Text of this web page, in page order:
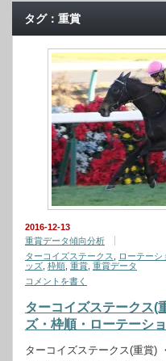
タグ：重賞
2016-12-13
重賞データ傾向分析
ターコイズステークス
ローテーシ
ッズ 枠順 重賞 重賞データ
コメントを書く
ターコイズステークス(
ズ・枠順・ローテーシ
ターコイズステークス(重賞)